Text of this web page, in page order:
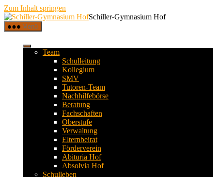
Zum Inhalt springen
Schiller-Gymnasium Hof
Menü
Team
Schulleitung
Kollegium
SMV
Tutoren-Team
Nachhilfebörse
Beratung
Fachschaften
Oberstufe
Verwaltung
Elternbeirat
Förderverein
Abituria Hof
Absolvia Hof
Schulleben